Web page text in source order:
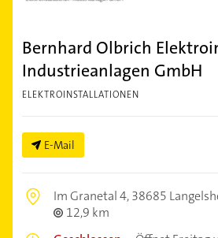
Bernhard Olbrich
Industrieanlagen GmbH
ELEKTROINSTALLATIONEN
E-Mail
Im Granetal 4,38685
12,9 km